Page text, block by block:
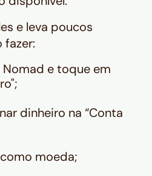
e leva poucos
fazer:
e toque em
dinheiro na “Conta
como moeda;